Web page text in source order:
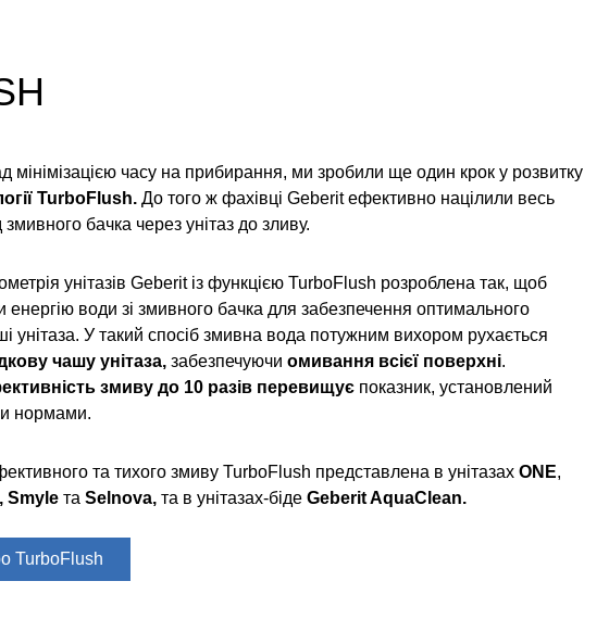
мінімізацією часу на прибирання, ми зробили ще один крок у розвитку
TurboFlush. До того ж фахівці Geberit ефективно націлили весь
змивного бачка через унітаз до зливу.
унітазів Geberit із функцією TurboFlush розроблена так, щоб
енергію води зі змивного бачка для забезпечення оптимального
унітаза. У такий спосіб змивна вода потужним вихором рухається
чашу унітаза, забезпечуючи омивання всієї поверхні.
змиву до 10 разів перевищує показник, установлений
нормами.
та тихого змиву TurboFlush представлена в унітазах ONE,
Smyle та Selnova, та в унітазах-біде Geberit AquaClean.
TurboFlush